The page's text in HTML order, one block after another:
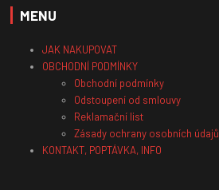
MENU
JAK NAKUPOVAT
OBCHODNÍ PODMÍNKY
Obchodní podmínky
Odstoupení od smlouvy
Reklamační list
Zásady ochrany osobních údajů
KONTAKT, POPTÁVKA, INFO